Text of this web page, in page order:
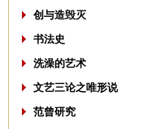
创与造毁灭
书法史
洗澡的艺术
文艺三论之唯形说
范曾研究